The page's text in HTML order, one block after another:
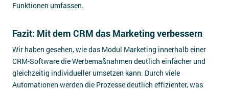
Funktionen umfassen.
Fazit: Mit dem CRM das Marketing verbessern
Wir haben gesehen, wie das Modul Marketing innerhalb einer
CRM-Software die Werbemaßnahmen deutlich einfacher und
gleichzeitig individueller umsetzen kann. Durch viele
Automationen werden die Prozesse deutlich effizienter, was